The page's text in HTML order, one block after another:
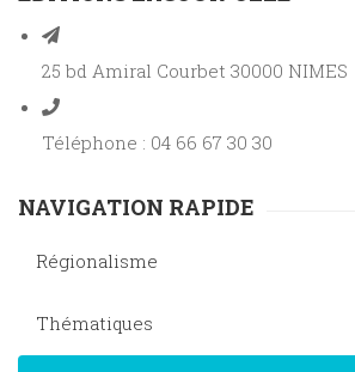
25 bd Amiral Courbet 30000 NIMES
Téléphone : 04 66 67 30 30
NAVIGATION RAPIDE
Régionalisme
Thématiques